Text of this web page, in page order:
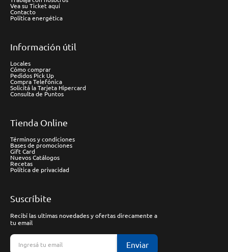
Vea su Ticket aquí
Contacto
Política energética
Información útil
Locales
Cómo comprar
Pedidos Pick Up
Compra Telefónica
Solicitá la Tarjeta Hipercard
Consulta de Puntos
Tienda Online
Términos y condiciones
Bases de promociones
Gift Card
Nuevos Catálogos
Recetas
Política de privacidad
Suscríbite
Recibí las ultimas novedades y ofertas direcamente a
tu email
Enviar